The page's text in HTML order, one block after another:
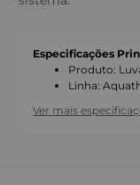
Especificações
Produto:
Linha:
Ver mais